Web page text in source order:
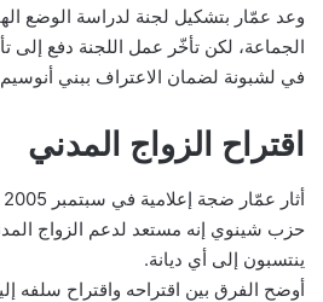
وعد عمّار بتشكيل لجنة لدراسة الوضع
الجماعة، لكن تأخّر عمل اللجنة دفع إلى
في لشبونة لضمان الاعتراف ببني
اقتراح الزواج المدني
حزب شينوي إنه مستعد لدعم الزواج
ينتسبون إلى أي ديانة.
أوضح الفرق بين اقتراحه واقتراح سلفه